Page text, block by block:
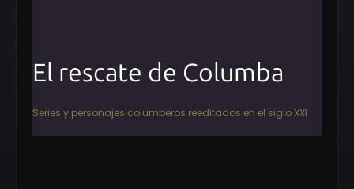
El rescate de Columba
Series y personajes columberos reeditados en el siglo XXI